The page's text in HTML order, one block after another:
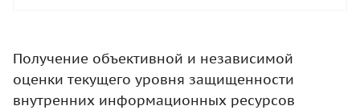
Получение объективной и независимой
оценки текущего уровня защищенности
внутренних информационных ресурсов